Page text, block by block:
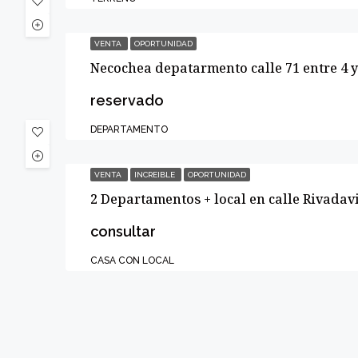
VENTA OPORTUNIDAD
Necochea depatarmento calle 71 entre 4
reservado
DEPARTAMENTO
VENTA INCREIBLE OPORTUNIDAD
2 Departamentos + local en calle
consultar
CASA CON LOCAL